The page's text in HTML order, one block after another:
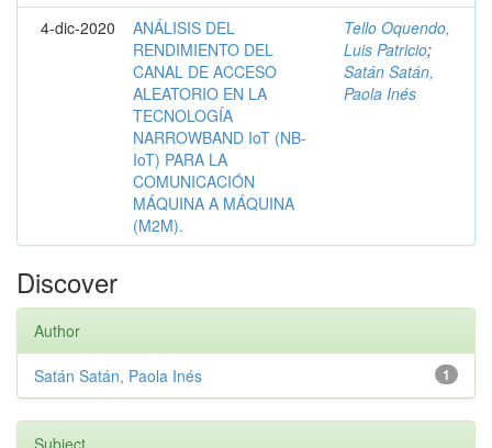
4-dic-2020
ANÁLISIS DEL
RENDIMIENTO DEL
CANAL DE ACCESO
ALEATORIO EN LA
TECNOLOGÍA
NARROWBAND IoT (NB-
IoT) PARA LA
COMUNICACIÓN
MÁQUINA A MÁQUINA
(M2M).
Tello Oquendo,
Luis Patricio;
Satán Satán,
Paola Inés
Discover
Author
1
Satán Satán, Paola Inés
Subject